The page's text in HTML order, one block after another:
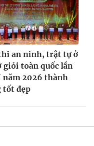
an ninh, trật tự ở
giỏi toàn quốc lần
năm 2026 thành
tốt đẹp